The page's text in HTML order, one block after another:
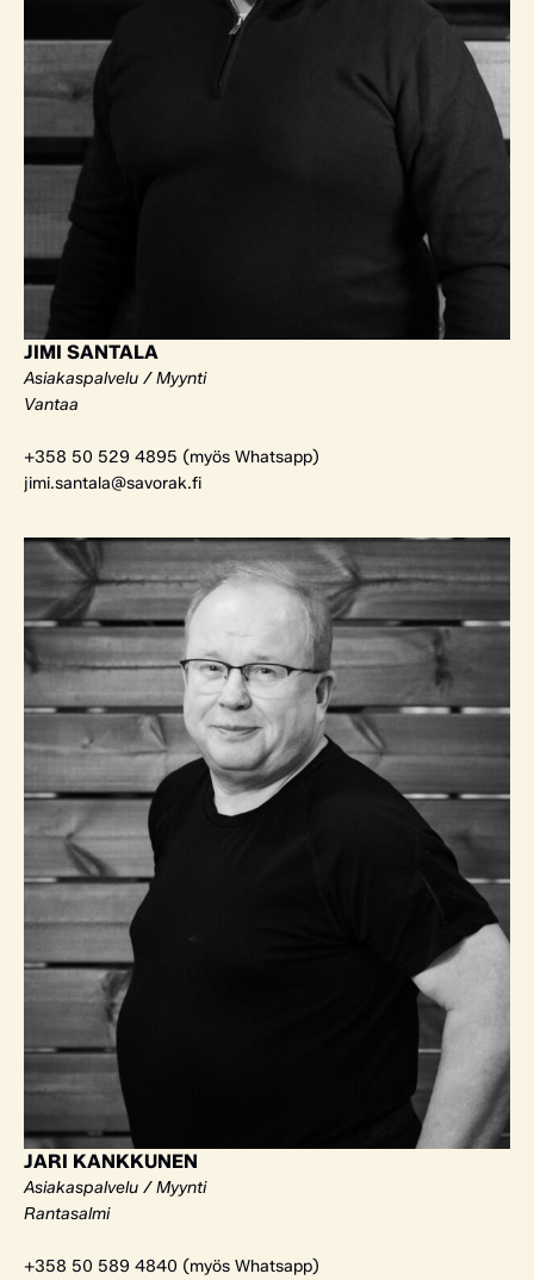
JIMI SANTALA
Asiakaspalvelu / Myynti
Vantaa
+358 50 529 4895 (myös Whatsapp)
jimi.santala@savorak.fi
JARI KANKKUNEN
Asiakaspalvelu / Myynti
Rantasalmi
+358 50 589 4840 (myös Whatsapp)